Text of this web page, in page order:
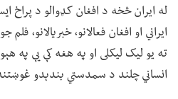
ایراني او افغان فعالانو، خبریالانو،
ته یو لیک لیکلی او په هغه کې یې په
انساني چلند د سمدستي بندېدو